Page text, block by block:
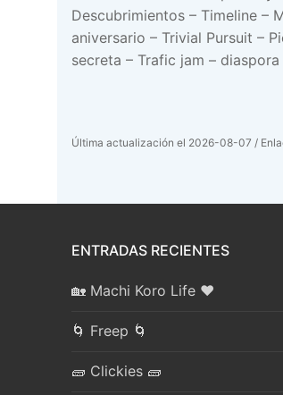
Descubrimientos – Timeline –
aniversario – Trivial Pursuit –
secreta – Trafic jam –
Última actualización el 2026-08-07 /
ENTRADAS RECIENTES
🏡 Machi Koro Life ❤️
🌀 Freep 🌀
🧱 Clickies 🧱